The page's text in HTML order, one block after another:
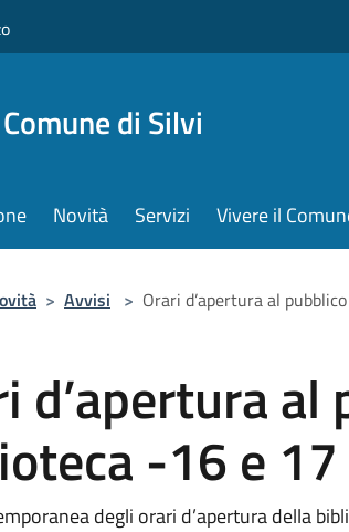
Comune di Silvi
Novità Servizi Vivere il
> Avvisi > Orari d’apertura al
d’apertura
-16 e
degli orari d’apertura della